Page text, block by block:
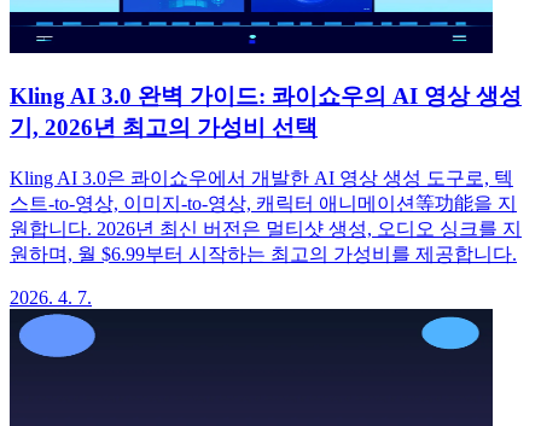
Kling AI 3.0 완벽 가이드: 콰이쇼우의 AI 영상 생성
기, 2026년 최고의 가성비 선택
Kling AI 3.0은 콰이쇼우에서 개발한 AI 영상 생성 도구로, 텍
스트-to-영상, 이미지-to-영상, 캐릭터 애니메이션等功能을 지
원합니다. 2026년 최신 버전은 멀티샷 생성, 오디오 싱크를 지
원하며, 월 $6.99부터 시작하는 최고의 가성비를 제공합니다.
2026. 4. 7.